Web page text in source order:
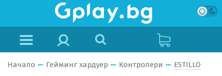
Начало Гейминг хардуер Контролери ESTILLO